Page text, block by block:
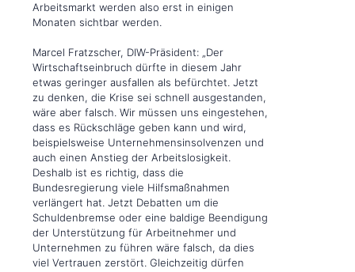
Arbeitsmarkt werden also erst in einigen
Monaten sichtbar werden.
Marcel Fratzscher, DIW-Präsident: „Der
Wirtschaftseinbruch dürfte in diesem Jahr
etwas geringer ausfallen als befürchtet. Jetzt
zu denken, die Krise sei schnell ausgestanden,
wäre aber falsch. Wir müssen uns eingestehen,
dass es Rückschläge geben kann und wird,
beispielsweise Unternehmensinsolvenzen und
auch einen Anstieg der Arbeitslosigkeit.
Deshalb ist es richtig, dass die
Bundesregierung viele Hilfsmaßnahmen
verlängert hat. Jetzt Debatten um die
Schuldenbremse oder eine baldige Beendigung
der Unterstützung für Arbeitnehmer und
Unternehmen zu führen wäre falsch, da dies
viel Vertrauen zerstört. Gleichzeitig dürfen